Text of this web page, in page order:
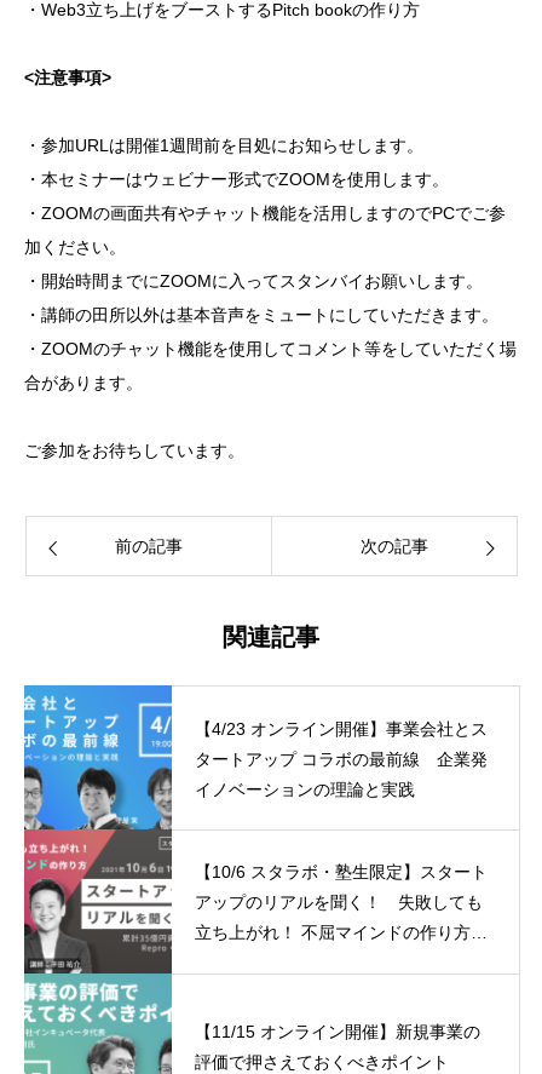
・Web3立ち上げをブーストするPitch bookの作り方
<注意事項>
・参加URLは開催1週間前を目処にお知らせします。
・本セミナーはウェビナー形式でZOOMを使用します。
・ZOOMの画面共有やチャット機能を活用しますのでPCでご参
加ください。
・開始時間までにZOOMに入ってスタンバイお願いします。
・講師の田所以外は基本音声をミュートにしていただきます。
・ZOOMのチャット機能を使用してコメント等をしていただく場
合があります。
ご参加をお待ちしています。
前の記事 次の記事
関連記事
【4/23 オンライン開催】事業会社とス
タートアップ コラボの最前線 企業発
イノベーションの理論と実践
【10/6 スタラボ・塾生限定】スタート
アップのリアルを聞く！ 失敗しても
立ち上がれ！ 不屈マインドの作り方
【11/15 オンライン開催】新規事業の
評価で押さえておくべきポイント